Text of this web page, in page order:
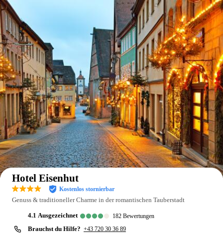
Auf der Karte anzeigen
Hotel Eisenhut
Kostenlos stornierbar
Genuss & traditioneller Charme in der romantischen Tauberstadt
4.1 ausgezeichnet 182 Bewertungen
Brauchst du Hilfe? +43 720 30 36 89